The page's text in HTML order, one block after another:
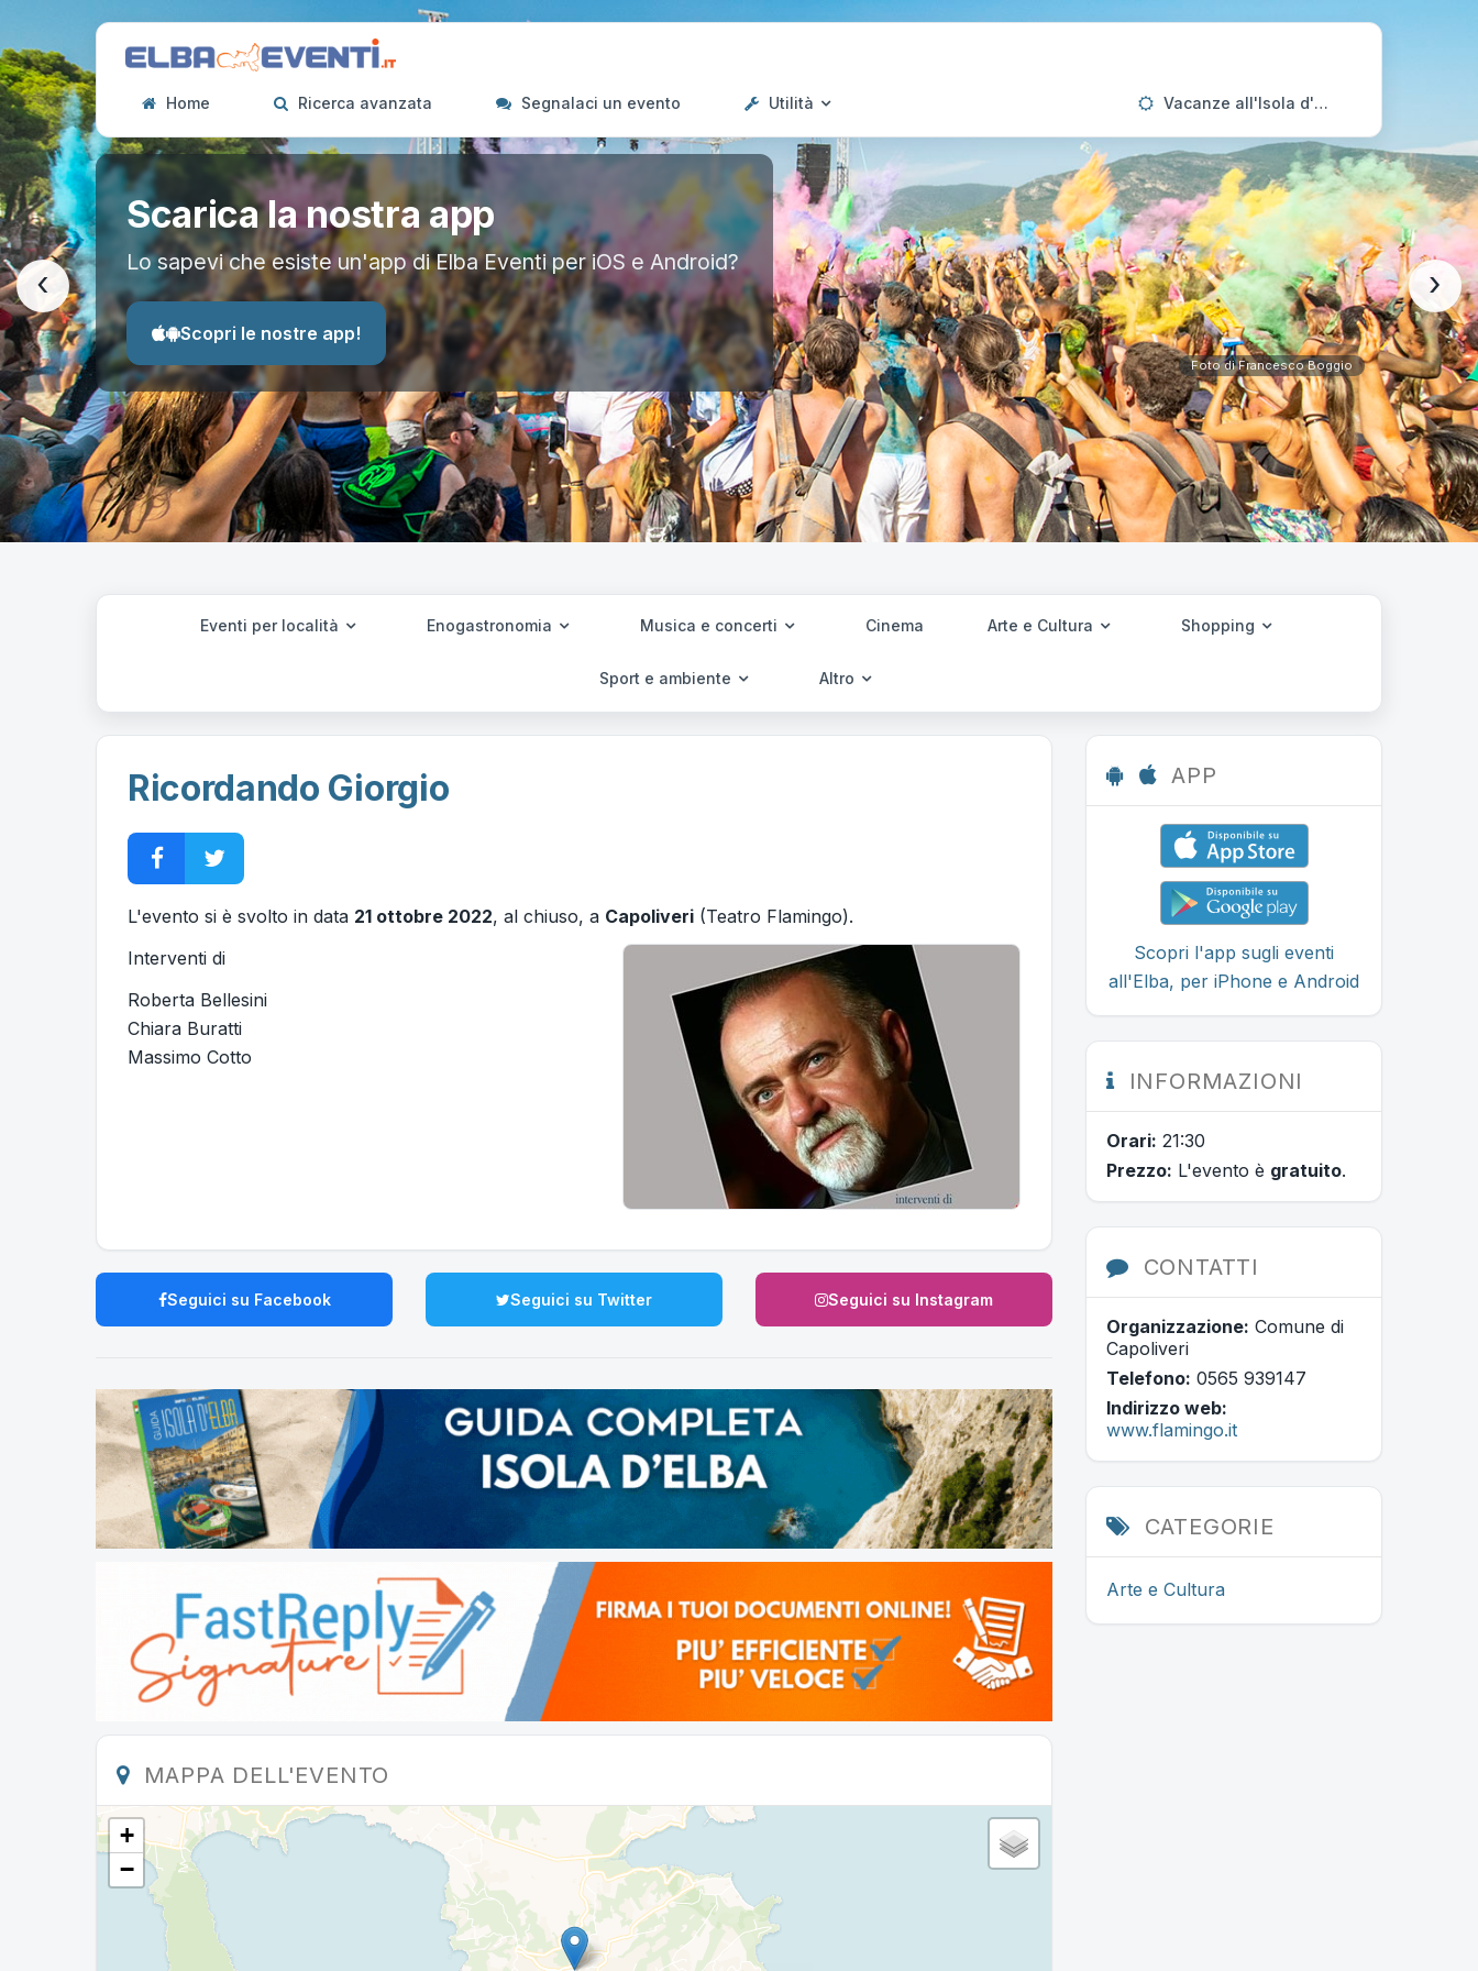
Home Ricerca avanzata Segnalaci un evento Utilità Vacanze all'Isola d'Elba
Scarica la nostra app
Lo sapevi che esiste un'app di Elba Eventi per iOS e Android?
Scopri le nostre app!
Foto di Francesco Boggio
‹ ›
Eventi per località Enogastronomia Musica e concerti Cinema Arte e Cultura Shopping
Sport e ambiente Altro
Ricordando Giorgio
L'evento si è svolto in data 21 ottobre 2022, al chiuso, a Capoliveri (Teatro Flamingo).
Interventi di
Roberta Bellesini
Chiara Buratti
Massimo Cotto
Seguici su Facebook Seguici su Twitter Seguici su Instagram
MAPPA DELL'EVENTO
+
−
APP
Scopri l'app sugli eventi
all'Elba, per iPhone e Android
INFORMAZIONI
Orari: 21:30
Prezzo: L'evento è gratuito.
CONTATTI
Organizzazione: Comune di
Capoliveri
Telefono: 0565 939147
Indirizzo web:
www.flamingo.it
CATEGORIE
Arte e Cultura